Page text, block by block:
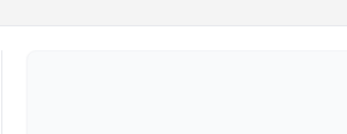
Takvim Talebini Gönder
Dt. Seren Polater